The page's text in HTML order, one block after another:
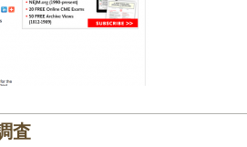
査